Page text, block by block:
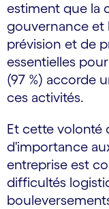
estiment que la
gouvernance et
prévision et de
essentielles
(97 %) accorde
ces activités.
Et cette volonté
d'importance
entreprise est
difficultés